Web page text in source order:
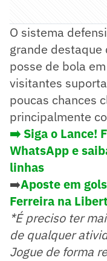
O sistema
grande destaque
posse de bola
visitantes
poucas chances
principalmente
➡️ Siga o Lance!
WhatsApp e
linhas
➡️Aposte em
Ferreira na
*É preciso ter
de qualquer
Jogue de forma